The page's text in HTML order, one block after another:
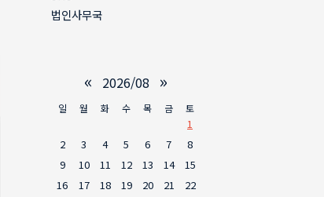
법인사무국
« 2026/08 »
일 월 화 수 목 금 토
1
2
3 4 5 6 7
8
9
10 11 12 13 14
15
16
17 18 19 20 21
22